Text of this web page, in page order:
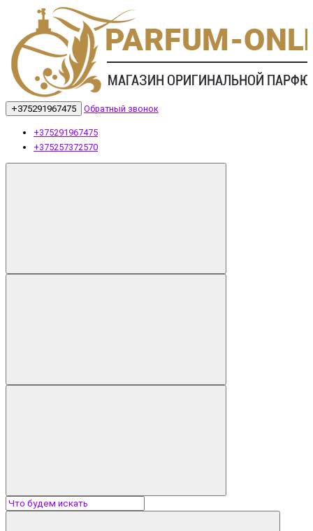
+375291967475 Обратный звонок
+375291967475
+375257372570